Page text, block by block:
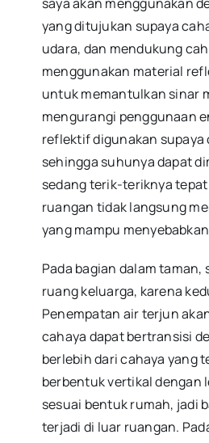
yang ditujukan supaya
udara, dan mendukung
menggunakan material
untuk memantulkan sinar
mengurangi penggunaan
reflektif digunakan
sehingga suhunya dapat
sedang terik-teriknya
ruangan tidak langsung
yang mampu
Pada bagian dalam
ruang keluarga, karena
Penempatan air terjun
cahaya dapat bertransisi
berlebih dari cahaya yang
berbentuk vertikal dengan
sesuai bentuk rumah, jadi
terjadi di luar ruangan.